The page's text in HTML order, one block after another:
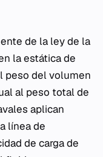
de la ley de la
la estática de
peso del volumen
al peso total de
aplican
línea de
de carga de